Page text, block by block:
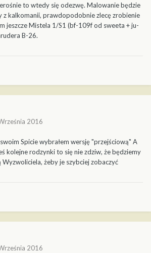
to wtedy się odezwę. Malowanie będzie
z kalkomanii, prawdopodobnie zlecę zrobienie
jeszcze Mistela 1/S1 (bf-109f od sweeta + ju-
B-26.
2016
Spicie wybrałem wersję "przejściową" A
kolejne rodzynki to się nie zdziw, że będziemy
żeby je szybciej zobaczyć
2016